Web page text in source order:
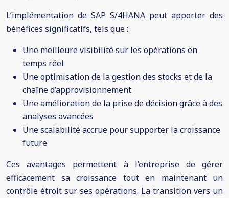
L’implémentation de SAP S/4HANA peut apporter des
bénéfices significatifs, tels que :
Une meilleure visibilité sur les opérations en
temps réel
Une optimisation de la gestion des stocks et de la
chaîne d’approvisionnement
Une amélioration de la prise de décision grâce à des
analyses avancées
Une scalabilité accrue pour supporter la croissance
future
Ces avantages permettent à l’entreprise de gérer
efficacement sa croissance tout en maintenant un
contrôle étroit sur ses opérations. La transition vers un